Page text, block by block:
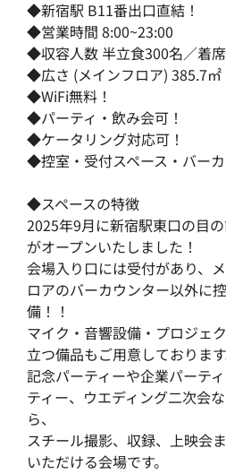
◆新宿駅 B11番出口直結！
◆営業時間 8:00~23:00
◆収容人数 半立食300名／着
◆広さ (メインフロア) 385.7㎡
◆WiFi無料！
◆パーティ・飲み会可！
◆ケータリング対応可！
◆控室・受付スペース・バー
◆スペースの特徴
2025年9月に新宿駅東口の目
がオープンいたしました！
会場入り口には受付があり、
ロアのバーカウンター以外に
備！！
マイク・音響設備・プロジェ
立つ備品もご用意しております
記念パーティーや企業パーテ
ティー、ウエディング二次会
ら、
スチール撮影、収録、上映会
いただける会場です。